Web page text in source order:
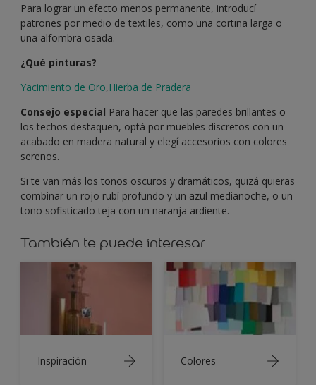
Para lograr un efecto menos permanente, introducí
patrones por medio de textiles, como una cortina larga o
una alfombra osada.
¿Qué pinturas?
Yacimiento de Oro,Hierba de Pradera
Consejo especial Para hacer que las paredes brillantes o
los techos destaquen, optá por muebles discretos con un
acabado en madera natural y elegí accesorios con colores
serenos.
Si te van más los tonos oscuros y dramáticos, quizá quieras
combinar un rojo rubí profundo y un azul medianoche, o un
tono sofisticado teja con un naranja ardiente.
También te puede interesar
Inspiración Colores